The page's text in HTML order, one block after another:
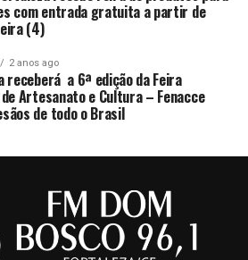
com entrada gratuita a partir de
(4)
2 anos ago
receberá a 6ª edição da Feira
Artesanato e Cultura – Fenacce
de todo o Brasil